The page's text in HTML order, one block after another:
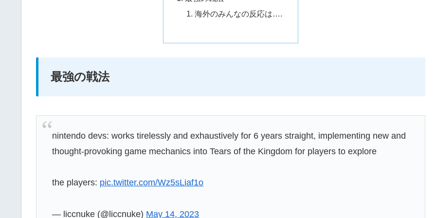
海外のみんなの反応は….
最強の戦法
nintendo devs: works tirelessly and exhaustively for 6 years straight, implementing new and
thought-provoking game mechanics into Tears of the Kingdom for players to explore
the players: pic.twitter.com/Wz5sLiaf1o
— liccnuke (@liccnuke) May 14, 2023